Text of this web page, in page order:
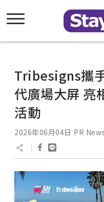
Tribesigns攜
代廣場大屏 亮
活動
2026年06月04日 PR